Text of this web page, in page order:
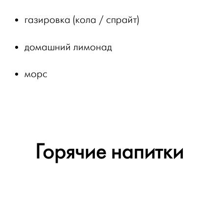
газировка (кола / спрайт)
домашний лимонад
морс
Горячие напитки